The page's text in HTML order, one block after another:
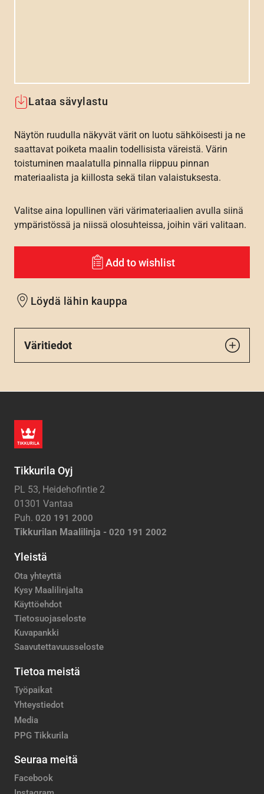
Lataa sävylastu
Näytön ruudulla näkyvät värit on luotu sähköisesti ja ne
saattavat poiketa maalin todellisista väreistä. Värin
toistuminen maalatulla pinnalla riippuu pinnan
materiaalista ja kiillosta sekä tilan valaistuksesta.
Valitse aina lopullinen väri värimateriaalien avulla siinä
ympäristössä ja niissä olosuhteissa, joihin väri valitaan.
Add to wishlist
Löydä lähin kauppa
Väritiedot
Tikkurila Oyj
PL 53, Heidehofintie 2
01301 Vantaa
Puh. 020 191 2000
Tikkurilan Maalilinja - 020 191 2002
Yleistä
Ota yhteyttä
Kysy Maalilinjalta
Käyttöehdot
Tietosuojaseloste
Kuvapankki
Saavutettavuusseloste
Tietoa meistä
Työpaikat
Yhteystiedot
Media
PPG Tikkurila
Seuraa meitä
Facebook